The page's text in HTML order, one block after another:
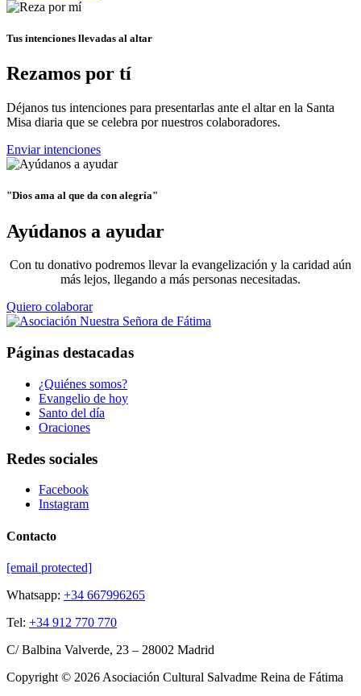
Tus intenciones llevadas al altar
Rezamos por tí
Déjanos tus intenciones para presentarlas ante el altar en la Santa
Misa diaria que se celebra por nuestros colaboradores.
Enviar intenciones
"Dios ama al que da con alegría"
Ayúdanos a ayudar
Con tu donativo podremos llevar la evangelización y la caridad aún
más lejos, llegando a más personas necesitadas.
Quiero colaborar
Páginas destacadas
¿Quiénes somos?
Evangelio de hoy
Santo del día
Oraciones
Redes sociales
Facebook
Instagram
Contacto
[email protected]
Whatsapp: +34 667996265
Tel: +34 912 770 770
C/ Balbina Valverde, 23 – 28002 Madrid
Copyright © 2026 Asociación Cultural Salvadme Reina de Fátima